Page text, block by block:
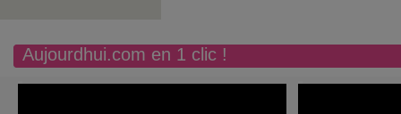
Aujourdhui.com en 1 clic !